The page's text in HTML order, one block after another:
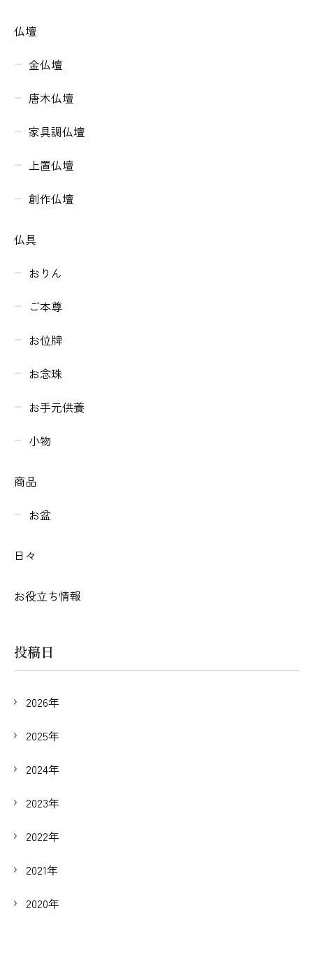
仏壇
金仏壇
唐木仏壇
家具調仏壇
上置仏壇
創作仏壇
仏具
おりん
ご本尊
お位牌
お念珠
お手元供養
小物
商品
お盆
日々
お役立ち情報
投稿日
2026年
2025年
2024年
2023年
2022年
2021年
2020年